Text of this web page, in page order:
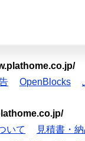
OpenBlocks
いて
見積書・